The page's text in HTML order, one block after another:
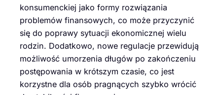
konsumenckiej jako formy rozwiązania
problemów finansowych, co może przyczynić
się do poprawy sytuacji ekonomicznej wielu
rodzin. Dodatkowo, nowe regulacje przewidują
możliwość umorzenia długów po zakończeniu
postępowania w krótszym czasie, co jest
korzystne dla osób pragnących szybko wrócić